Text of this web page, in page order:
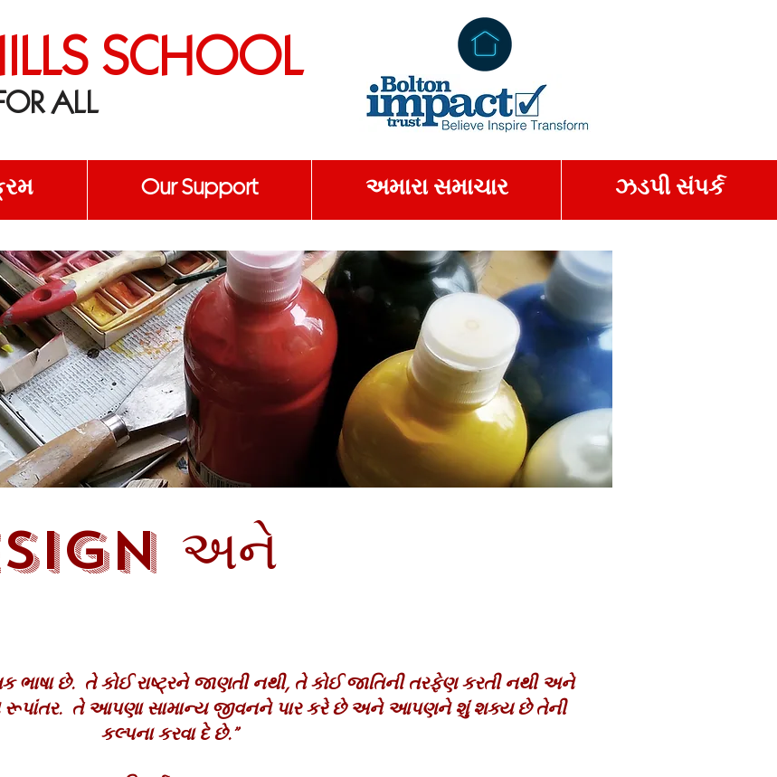
SCHOOL
ALL
Our Support અમારા સમાચાર ઝડપી સંપર્ક
અને
ભાષા છે. તે કોઈ રાષ્ટ્રને જાણતી નથી, તે કોઈ જાતિની તરફેણ કરતી નથી અને
રૂપાંતર. તે આપણા સામાન્ય જીવનને પાર કરે છે અને આપણને શું શક્ય છે તેની
કલ્પના કરવા દે છે.”